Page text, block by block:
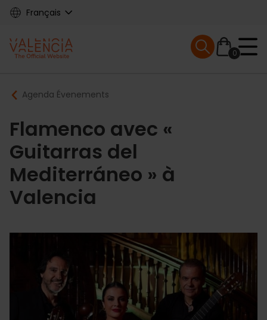
Skip
content
Français
Main
navigation
0
Mobile menu
Breadcrumb
Agenda Évenements
Flamenco avec «
Guitarras del
Mediterráneo » à
Valencia